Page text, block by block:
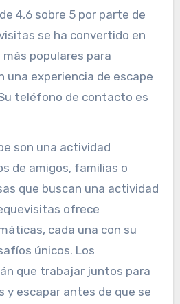
4,6 sobre 5 por parte de
se ha convertido en
populares para
una experiencia de escape
teléfono de contacto es
son una actividad
de amigos, familias o
que buscan una actividad
ofrece
cada una con su
únicos. Los
que trabajar juntos para
y escapar antes de que se